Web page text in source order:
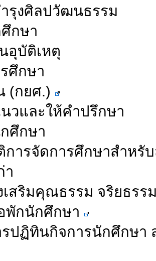
รุงศิลปวัฒนธรรม
กษา
อุบัติเหตุ
ศึกษา
(กยศ.)
วและให้คำปรึกษา
ศึกษา
ารจัดการศึกษาสำหรั
า
เสริมคุณธรรม จริยธรร
พักนักศึกษา
ปฏิทินกิจการนักศึกษา